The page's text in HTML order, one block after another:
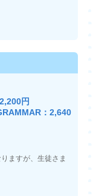
円
：2,640
ますが、生徒さま